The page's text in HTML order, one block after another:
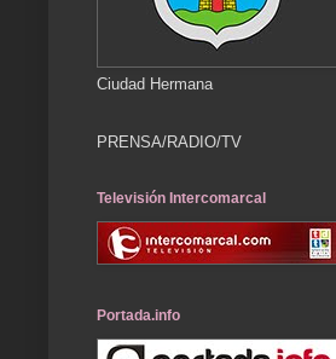
Ciudad Hermana
PRENSA/RADIO/TV
Televisión Intercomarcal
Portada.info